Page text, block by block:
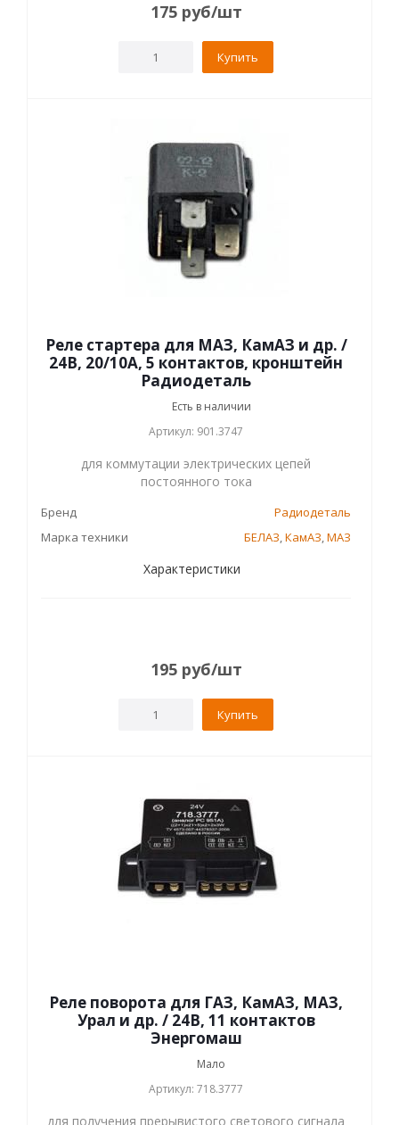
175 руб/шт
Купить
Реле стартера для МАЗ, КамАЗ и др. /
24В, 20/10А, 5 контактов, кронштейн
Радиодеталь
Есть в наличии
Артикул: 901.3747
для коммутации электрических цепей
постоянного тока
Бренд
Радиодеталь
Марка техники
БЕЛАЗ,КамАЗ,МАЗ
Характеристики
195 руб/шт
Купить
Реле поворота для ГАЗ, КамАЗ, МАЗ,
Урал и др. / 24В, 11 контактов
Энергомаш
Мало
Артикул: 718.3777
для получения прерывистого светового сигнала